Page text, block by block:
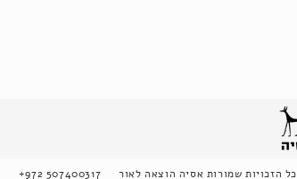
כל הזכויות שמורות אסיה הוצאה לאור +972 507400317